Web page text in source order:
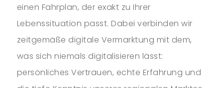
einen Fahrplan, der exakt zu Ihrer
Lebenssituation passt. Dabei verbinden wir
zeitgemäße digitale Vermarktung mit dem,
was sich niemals digitalisieren lässt:
persönliches Vertrauen, echte Erfahrung und